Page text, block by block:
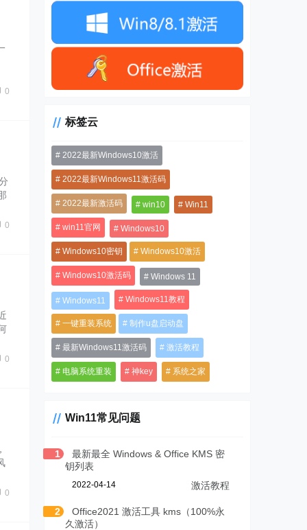
0
0
0
0
标签云
2022最新Windows10激活
2022最新Windows11激活码
2022最新激活码 win10 Win11
win11官网 Windows10
Windows10密钥 Windows10激活
Windows10激活码 Windows 11
Windows11 Windows11教程
一键重装系统 制作u盘启动盘
最新Windows11激活码 激活教程
电脑系统重装 神key 系统之家
Win11常见问题
1
最新最全 Windows & Office KMS 密
钥列表
2022-04-14 激活教程
2
Office2021 激活工具 kms（100%永
久激活）